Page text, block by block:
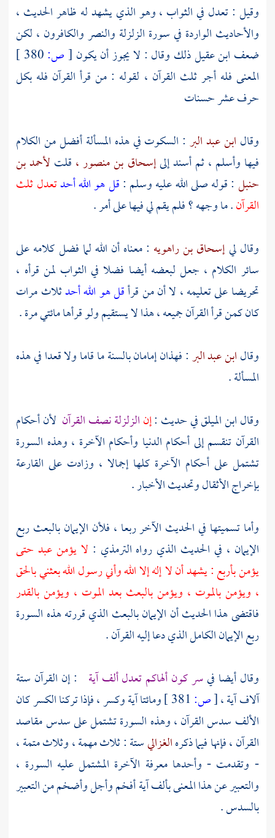
وقيل : تعدل في الثواب ، وهو الذي يشهد له ظاهر الحديث ،
والأحاديث الواردة في سورة الزلزلة والنصر والكافرون ، لكن
ضعف ابن عقيلذلك وقال : لا يجوز أن يكون [ص:
المعنى فله أجر ثلث القرآن ، لقوله : من قرأ القرآن فله بكل
حرف عشر حسنات
وقال ابن عبد البر : السكوت في هذه المسألة أفضل من الكلام
فيها وأسلم ، ثم أسند إلىإسحاق بن منصور ، قلت لأحمد بن
حنبل : قوله صلى الله عليه وسلم :قل هو الله أحدتعدل ثلث
القرآن. ما وجهه ؟ فلم يقم لي فيها على أمر .
وقال ليإسحاق بن راهويه : معناه أن الله لما فضل كلامه على
سائر الكلام ، جعل لبعضه أيضا فضلا في الثواب لمن قرأه ،
تحريضا على تعليمه ، لا أن من قرأقل هو الله أحدثلاث مرات
كان كمن قرأ القرآن جميعه ، هذا لا يستقيم ولو قرأها مائتي مرة .
وقالابن عبد البر: فهذان إمامان بالسنة ما قاما ولا قعدا في هذه
المسألة .
وقالابن الميلقفي حديث :إنالزلزلة نصف القرآن لأن أحكام
القرآن تنقسم إلى أحكام الدنيا وأحكام الآخرة ، وهذه السورة
تشتمل على أحكام الآخرة كلها إجمالا ، وزادت على القارعة
بإخراج الأثقال وتحديث الأخبار .
وأما تسميتها في الحديث الآخر ربعا ، فلأن الإيمان بالبعث ربع
الإيمان ، في الحديث الذي رواه الترمذي : لا يؤمن عبد حتى
يؤمن بأربع : يشهد أن لا إله إلا الله وأني رسول الله بعثني بالحق
، ويؤمن بالموت ، ويؤمن بالبعث بعد الموت ، ويؤمن بالقدر
فاقتضى هذا الحديث أن الإيمان بالبعث الذي قررته هذه السورة
ربع الإيمان الكامل الذي دعا إليه القرآن .
وقال أيضا فيسر كون ألهاكم تعدل ألف آية : إن القرآن ستة
آلاف آية ،[ص:
ومائتا آية وكسر ، فإذا تركنا الكسر كان
الألف سدس القرآن ، وهذه السورة تشتمل على سدس مقاصد
القرآن ، فإنها فيما ذكرهالغزاليستة : ثلاث مهمة ، وثلاث متمة ،
- وتقدمت - وأحدها معرفة الآخرة المشتمل عليه السورة ،
والتعبير عن هذا المعنى بألف آية أفخم وأجل وأضخم من التعبير
بالسدس .